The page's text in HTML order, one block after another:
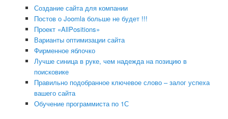
Создание сайта для компании
Постов о Joomla больше не будет !!!
Проект «AllPositions»
Варианты оптимизации сайта
Фирменное яблочко
Лучше синица в руке, чем надежда на позицию в
поисковике
Правильно подобранное ключевое слово – залог успеха
вашего сайта
Обучение программиста по 1С